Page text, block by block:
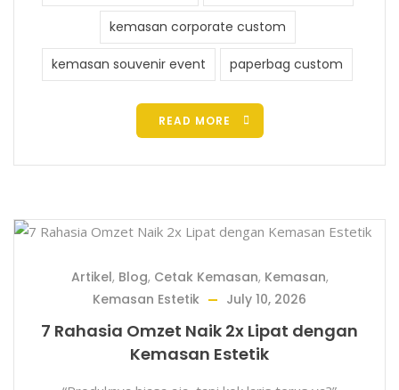
kemasan corporate custom
kemasan souvenir event paperbag custom
READ MORE
Artikel, Blog, Cetak Kemasan, Kemasan,
Kemasan Estetik
July 10, 2026
7 Rahasia Omzet Naik 2x Lipat dengan
Kemasan Estetik